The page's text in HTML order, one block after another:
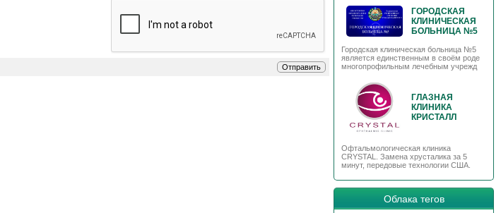
ГОРОДСКАЯ
КЛИНИЧЕСКАЯ
БОЛЬНИЦА №5
Городская клиническая больница №5
является единственным в своём роде
многопрофильным лечебным учрежд
ГЛАЗНАЯ
КЛИНИКА
КРИСТАЛЛ
Офтальмологическая клиника
CRYSTAL. Замена хрусталика за 5
минут, передовые технологии США.
Облака тегов